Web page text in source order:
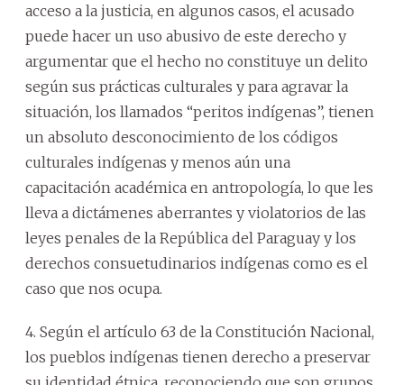
acceso a la justicia, en algunos casos, el acusado
puede hacer un uso abusivo de este derecho y
argumentar que el hecho no constituye un delito
según sus prácticas culturales y para agravar la
situación, los llamados “peritos indígenas”, tienen
un absoluto desconocimiento de los códigos
culturales indígenas y menos aún una
capacitación académica en antropología, lo que les
lleva a dictámenes aberrantes y violatorios de las
leyes penales de la República del Paraguay y los
derechos consuetudinarios indígenas como es el
caso que nos ocupa.
4. Según el artículo 63 de la Constitución Nacional,
los pueblos indígenas tienen derecho a preservar